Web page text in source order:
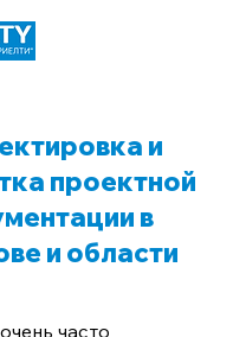
и
проектной
в
и области
часто